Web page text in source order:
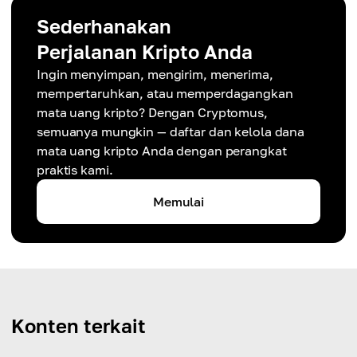
Sederhanakan
Perjalanan Kripto Anda
Ingin menyimpan, mengirim, menerima,
mempertaruhkan, atau memperdagangkan
mata uang kripto? Dengan Cryptomus,
semuanya mungkin — daftar dan kelola dana
mata uang kripto Anda dengan perangkat
praktis kami.
Memulai
Konten terkait